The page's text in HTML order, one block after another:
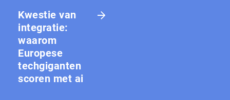
Kwestie van
integratie:
waarom
Europese
techgiganten
scoren met ai